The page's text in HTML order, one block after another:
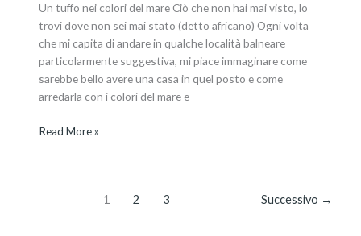
Un tuffo nei colori del mare Ciò che non hai mai visto, lo
trovi dove non sei mai stato (detto africano) Ogni volta
che mi capita di andare in qualche località balneare
particolarmente suggestiva, mi piace immaginare come
sarebbe bello avere una casa in quel posto e come
arredarla con i colori del mare e
Read More »
1 2 3 Successivo →